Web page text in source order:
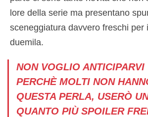
lore della serie ma presentano
sceneggiatura davvero freschi per
duemila.
NON VOGLIO ANTICIPARVI
PERCHÈ MOLTI NON
QUESTA PERLA, USERÒ
QUANTO PIÙ SPOILER